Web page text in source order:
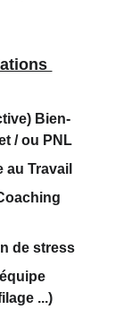
Bien-
/ ou PNL
au Travail
de stress
...)